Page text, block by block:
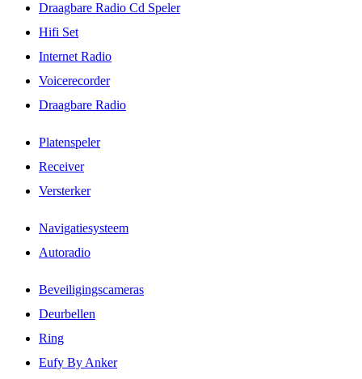
Draagbare Radio Cd Speler
Hifi Set
Internet Radio
Voicerecorder
Draagbare Radio
Platenspeler
Receiver
Versterker
Navigatiesysteem
Autoradio
Beveiligingscameras
Deurbellen
Ring
Eufy By Anker